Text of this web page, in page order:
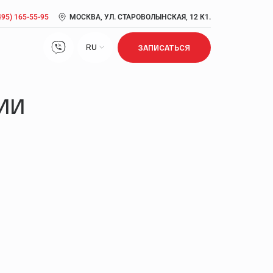
165-55-95 МОСКВА, УЛ. СТАРОВОЛЫНСКАЯ, 12 К1.
RU ЗАПИСАТЬСЯ
Лечение ожирения